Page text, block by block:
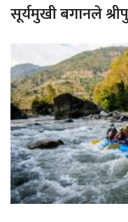
सूर्यमुखी बगानले